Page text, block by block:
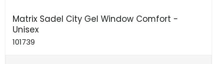
Matrix Sadel City Gel Window Comfort -
Unisex
101739